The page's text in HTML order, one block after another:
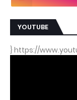
YOUTUBE
} https://